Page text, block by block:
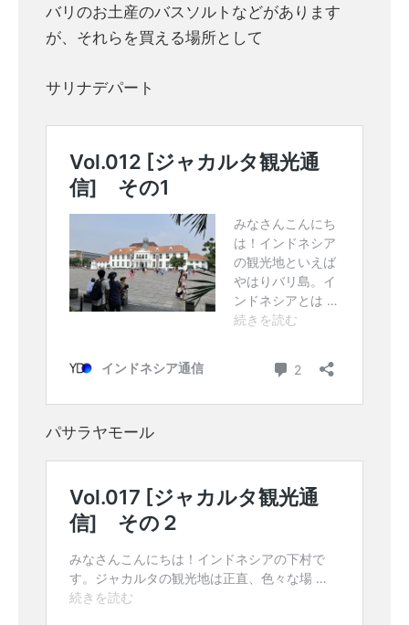
バリのお土産のバスソルトなどがあります
が、それらを買える場所として
サリナデパート
パサラヤモール